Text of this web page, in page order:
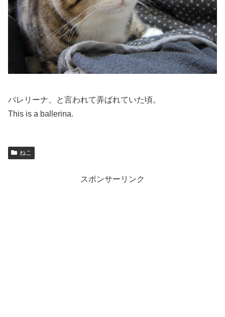
バレリーナ、と言われて弄ばれていた頃。
This is a ballerina.
ねこ
スポンサーリンク